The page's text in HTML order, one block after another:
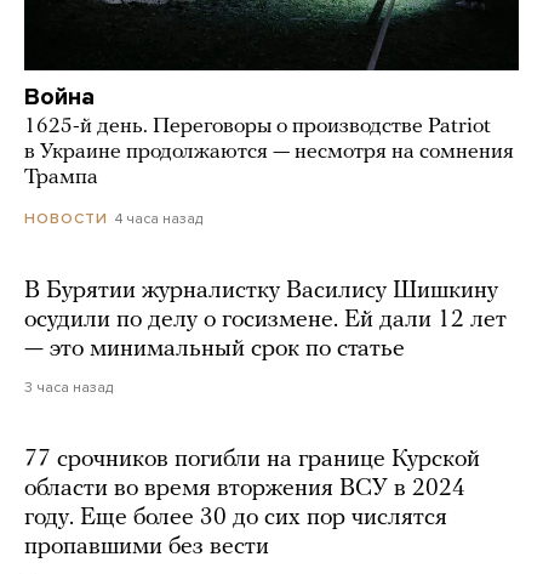
Война
1625-й день. Переговоры о производстве Patriot
в Украине продолжаются — несмотря на сомнения
Трампа
НОВОСТИ 4 часа назад
В Бурятии журналистку Василису Шишкину
осудили по делу о госизмене. Ей дали 12 лет
— это минимальный срок по статье
3 часа назад
77 срочников погибли на границе Курской
области во время вторжения ВСУ в 2024
году. Еще более 30 до сих пор числятся
пропавшими без вести